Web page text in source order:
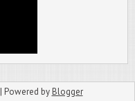
| Powered by Blogger